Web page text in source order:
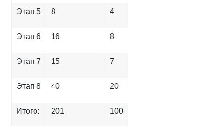
Этап 5 8 4
Этап 6 16 8
Этап 7 15 7
Этап 8 40 20
Итого: 201 100